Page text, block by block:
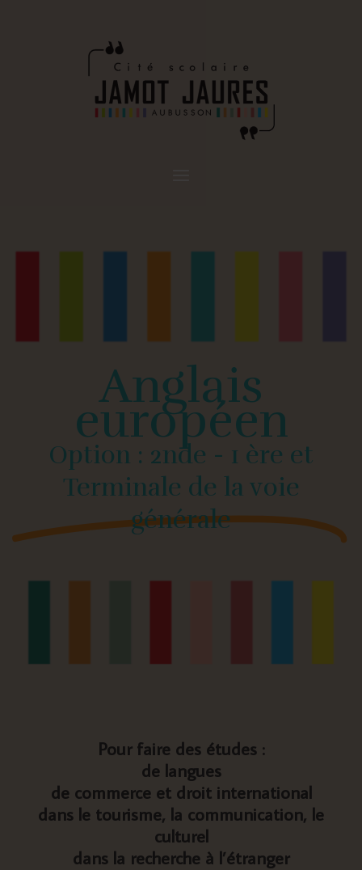
Anglais
européen
Option : 2nde - 1 ère et
Terminale de la voie
générale
Pour faire des études :
de langues
de commerce et droit international
dans le tourisme, la communication, le
culturel
dans la recherche à l’étranger